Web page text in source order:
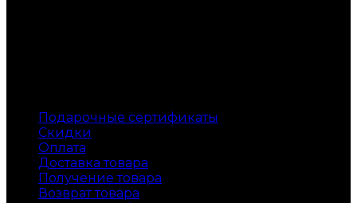
Подарочные сертификаты
Скидки
Оплата
Доставка товара
Получение товара
Возврат товара